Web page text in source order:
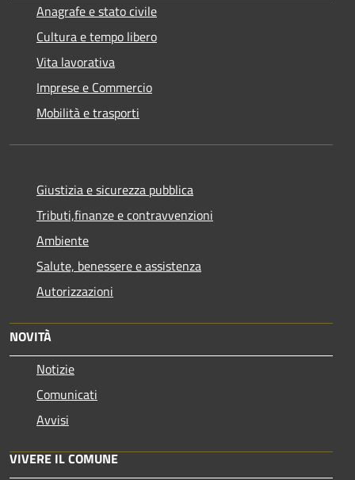
Anagrafe e stato civile
Cultura e tempo libero
Vita lavorativa
Imprese e Commercio
Mobilità e trasporti
Giustizia e sicurezza pubblica
Tributi,finanze e contravvenzioni
Ambiente
Salute, benessere e assistenza
Autorizzazioni
NOVITÀ
Notizie
Comunicati
Avvisi
VIVERE IL COMUNE